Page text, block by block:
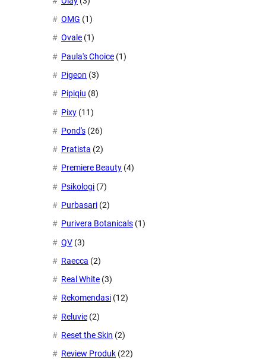
OMG (1)
Ovale (1)
Paula's Choice (1)
Pigeon (3)
Pipiqiu (8)
Pixy (11)
Pond's (26)
Pratista (2)
Premiere Beauty (4)
Psikologi (7)
Purbasari (2)
Purivera Botanicals (1)
QV (3)
Raecca (2)
Real White (3)
Rekomendasi (12)
Reluvie (2)
Reset the Skin (2)
Review Produk (22)